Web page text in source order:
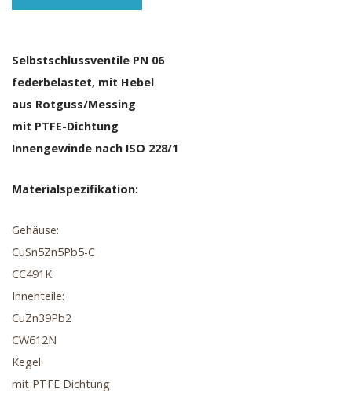
Selbstschlussventile PN 06
federbelastet, mit Hebel
aus Rotguss/Messing
mit PTFE-Dichtung
Innengewinde nach ISO 228/1
Materialspezifikation:
Gehäuse:
CuSn5Zn5Pb5-C
CC491K
Innenteile:
CuZn39Pb2
CW612N
Kegel:
mit PTFE Dichtung